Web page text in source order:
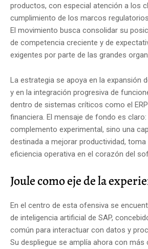
productos, con especial atención a los
cumplimiento de los marcos
El movimiento busca consolidar su
de competencia creciente y de
exigentes por parte de las grandes
La estrategia se apoya en la expansión
y en la integración progresiva de
dentro de sistemas críticos como el
financiera. El mensaje de fondo es
complemento experimental, sino una
destinada a mejorar productividad,
eficiencia operativa en el corazón del
Joule como eje de la
En el centro de esta ofensiva se
de inteligencia artificial de SAP,
común para interactuar con datos y
Su despliegue se amplía ahora con más